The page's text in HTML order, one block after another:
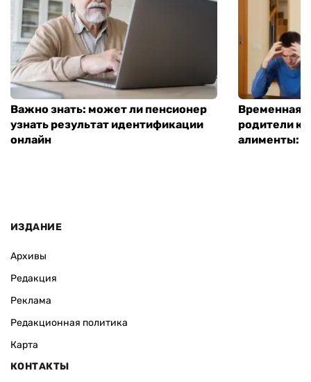
Важно знать: может ли пенсионер
узнать результат идентификации
онлайн
Временная
родители
алименты:
ИЗДАНИЕ
Архивы
Редакция
Реклама
Редакционная политика
Карта
КОНТАКТЫ